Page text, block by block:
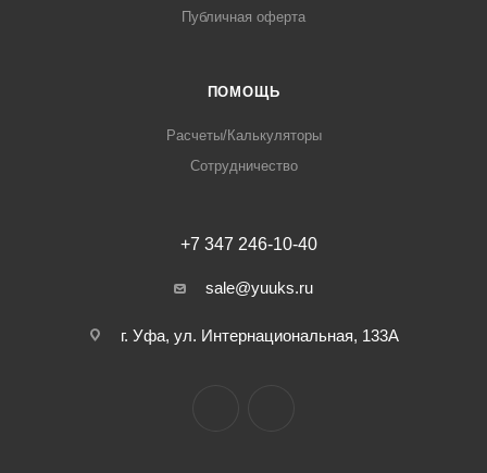
Публичная оферта
ПОМОЩЬ
Расчеты/Калькуляторы
Сотрудничество
+7 347 246-10-40
sale@yuuks.ru
г. Уфа, ул. Интернациональная, 133А